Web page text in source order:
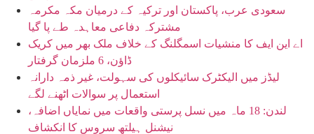
سعودی عرب، پاکستان اور ترکیہ کے درمیان مکہ مکرمہ
مشترکہ دفاعی معاہدہ طے پا گیا
اے این ایف کا منشیات اسمگلنگ کے خلاف ملک بھر میں کریک
ڈاؤن، 6 ملزمان گرفتار
لیڈز میں الیکٹرک سائیکلوں کی سہولت، غیر ذمہ دارانہ
استعمال پر سوالات اٹھنے لگے
لندن: 18 ماہ میں نسل پرستی واقعات میں نمایاں اضافہ،
نیشنل ہیلتھ سروس کا انکشاف